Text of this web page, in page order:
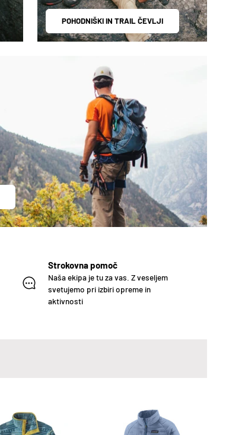
POHODNIŠKI IN TRAIL ČEVLJI
Strokovna pomoč
Naša ekipa je tu za vas. Z veseljem
svetujemo pri izbiri opreme in
aktivnosti